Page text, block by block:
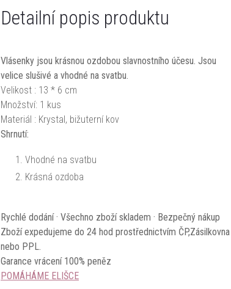
Detailní popis produktu
Vlásenky jsou krásnou ozdobou slavnostního účesu. Jsou
velice slušivé a vhodné na svatbu.
Velikost : 13 * 6 cm
Množství: 1 kus
Materiál : Krystal, bižuterní kov
Shrnutí:
Vhodné na svatbu
Krásná ozdoba
Rychlé dodání · Všechno zboží skladem · Bezpečný nákup
Zboží expedujeme do 24 hod prostřednictvím ČP,Zásilkovna
nebo PPL.
Garance vrácení 100% peněz
POMÁHÁME ELIŠCE